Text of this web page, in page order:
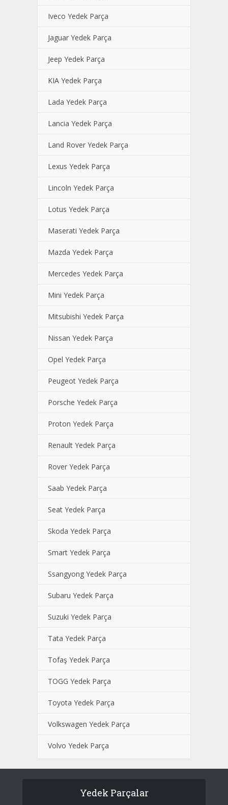
Iveco Yedek Parça
Jaguar Yedek Parça
Jeep Yedek Parça
KIA Yedek Parça
Lada Yedek Parça
Lancia Yedek Parça
Land Rover Yedek Parça
Lexus Yedek Parça
Lincoln Yedek Parça
Lotus Yedek Parça
Maserati Yedek Parça
Mazda Yedek Parça
Mercedes Yedek Parça
Mini Yedek Parça
Mitsubishi Yedek Parça
Nissan Yedek Parça
Opel Yedek Parça
Peugeot Yedek Parça
Porsche Yedek Parça
Proton Yedek Parça
Renault Yedek Parça
Rover Yedek Parça
Saab Yedek Parça
Seat Yedek Parça
Skoda Yedek Parça
Smart Yedek Parça
Ssangyong Yedek Parça
Subaru Yedek Parça
Suzuki Yedek Parça
Tata Yedek Parça
Tofaş Yedek Parça
TOGG Yedek Parça
Toyota Yedek Parça
Volkswagen Yedek Parça
Volvo Yedek Parça
Yedek Parçalar